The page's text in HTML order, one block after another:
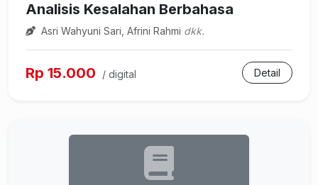
Analisis Kesalahan Berbahasa
Asri Wahyuni Sari, Afrini Rahmi dkk.
Rp 15.000 / digital Detail